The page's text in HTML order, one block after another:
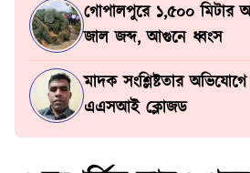
গোপালপুরে ১,৫০০ মিটার
জাল জব্দ, আগুনে ধ্বংস
মাদক সংশ্লিষ্টতার
এএসআই ক্লোজড